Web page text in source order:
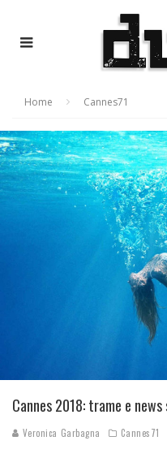
Home Cannes71
Cannes 2018: trame e
Veronica Garbagna Cannes71